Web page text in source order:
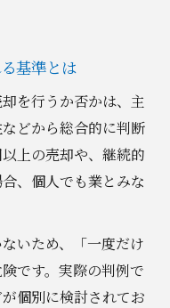
基準とは
を行うか否かは、主
どから総合的に判断
上の売却や、継続的
、個人でも業とみな
いため、「一度だけ
です。実際の判例で
個別に検討されてお